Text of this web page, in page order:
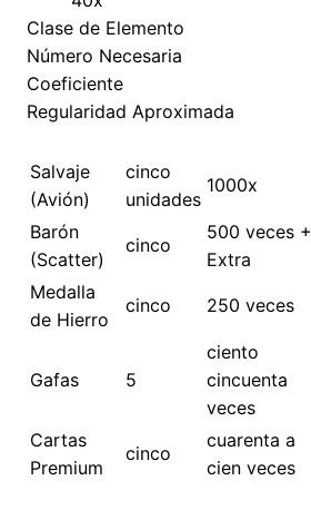
Clase de Elemento
Número Necesaria
Coeficiente
Regularidad Aproximada
Salvaje
(Avión)
cinco
unidades
1000x
Barón
(Scatter)
cinco
500 veces +
Extra
Medalla
de Hierro
cinco 250 veces
Gafas 5
ciento
cincuenta
veces
Cartas
Premium
cinco
cuarenta a
cien veces